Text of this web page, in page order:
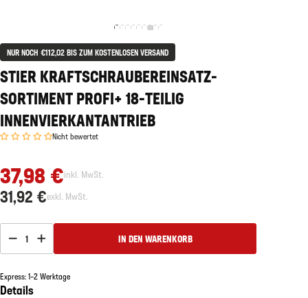
NUR NOCH €112,02 BIS ZUM KOSTENLOSEN VERSAND
STIER KRAFTSCHRAUBEREINSATZ-
SORTIMENT PROFI+ 18-TEILIG
INNENVIERKANTANTRIEB
Nicht bewertet
37,98 €inkl. MwSt.
31,92 €exkl. MwSt.
1 IN DEN WARENKORB
Express: 1–2 Werktage
Details